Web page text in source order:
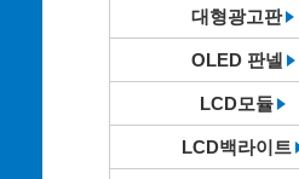
대형광고판
OLED 판넬
LCD모듈
LCD백라이트